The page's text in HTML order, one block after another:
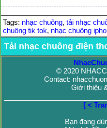
Tags: nhạc chuông, tải nhạc
chuông tik tok, nhạc chuông
Tải nhạc chuông điện
© 2020
Contact:
Giới thiệu
[ <
Bạn đang